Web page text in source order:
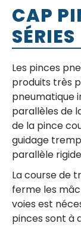
CAP
SÉRIES
Les pinces
produits très
pneumatique
parallèles de
de la pince
guidage
parallèle
La course de
ferme les
voies est
pinces sont à